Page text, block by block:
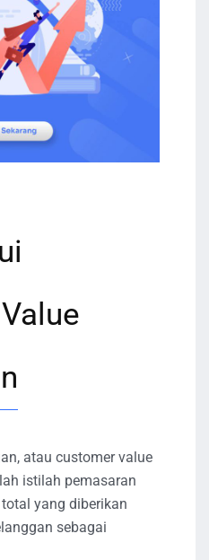
atau customer value
istilah pemasaran
yang diberikan
sebagai